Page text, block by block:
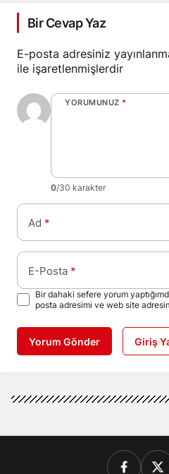
Bir Cevap Yaz
E-posta adresiniz
ile işaretlenmişlerdir
YORUMUNUZ *
0/30 karakter
Ad *
E-Posta *
Bir dahaki sefere yorum
posta adresimi ve web site
Yorum Gönder Giriş